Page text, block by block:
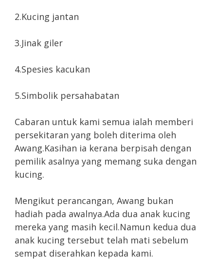
2.Kucing jantan
3.Jinak giler
4.Spesies kacukan
5.Simbolik persahabatan
Cabaran untuk kami semua ialah memberi
persekitaran yang boleh diterima oleh
Awang.Kasihan ia kerana berpisah dengan
pemilik asalnya yang memang suka dengan
kucing.
Mengikut perancangan, Awang bukan
hadiah pada awalnya.Ada dua anak kucing
mereka yang masih kecil.Namun kedua dua
anak kucing tersebut telah mati sebelum
sempat diserahkan kepada kami.